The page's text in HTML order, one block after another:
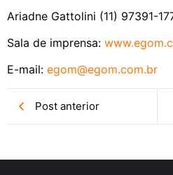
Ariadne Gattolini (11) 97391-
Sala de imprensa:
E-mail: egom@egom.com.br
Post anterior